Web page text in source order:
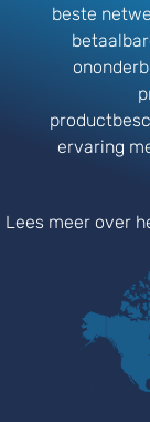
beste
ervaring
Lees meer over